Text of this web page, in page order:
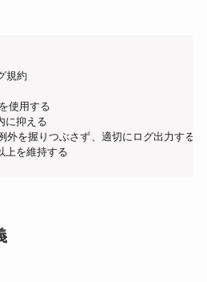
約
使用する
に抑える
を握りつぶさず、適切にログ出力する